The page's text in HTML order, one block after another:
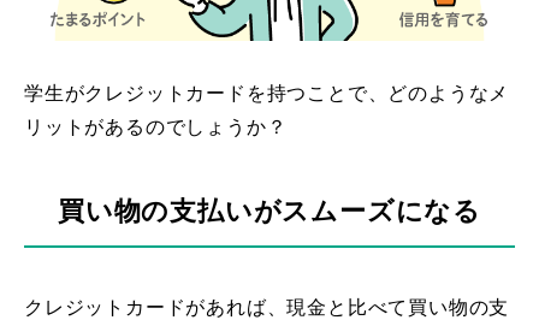
学生がクレジットカードを持つことで、どのようなメ
リットがあるのでしょうか？
買い物の支払いがスムーズになる
クレジットカードがあれば、現金と比べて買い物の支